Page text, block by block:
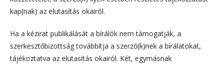
kap(nak) az elutasítás okairól.
Ha a kézirat publikálását a bírálók nem támogatják, a
szerkesztőbizottság továbbítja a szerző(k)nek a bírálatokat,
tájékoztatva az elutasítás okairól. Két, egymásnak